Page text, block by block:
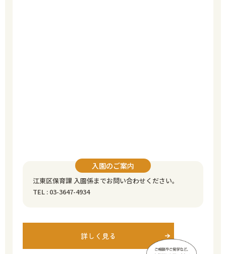
入園のご案内
江東区保育課 入園係までお問い合わせください。
TEL : 03-3647-4934
詳しく見る